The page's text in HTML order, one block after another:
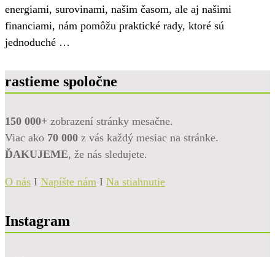
energiami, surovinami, našim časom, ale aj našimi
financiami, nám pomôžu praktické rady, ktoré sú
jednoduché …
rastieme spoločne
150 000+ zobrazení stránky mesačne.
Viac ako 70 000 z vás každý mesiac na stránke.
ĎAKUJEME, že nás sledujete.
O nás I Napíšte nám I Na stiahnutie
Instagram